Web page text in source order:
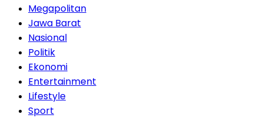
Megapolitan
Jawa Barat
Nasional
Politik
Ekonomi
Entertainment
Lifestyle
Sport